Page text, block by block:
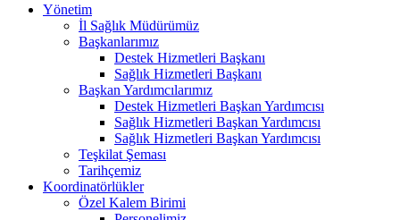
Yönetim
İl Sağlık Müdürümüz
Başkanlarımız
Destek Hizmetleri Başkanı
Sağlık Hizmetleri Başkanı
Başkan Yardımcılarımız
Destek Hizmetleri Başkan Yardımcısı
Sağlık Hizmetleri Başkan Yardımcısı
Sağlık Hizmetleri Başkan Yardımcısı
Teşkilat Şeması
Tarihçemiz
Koordinatörlükler
Özel Kalem Birimi